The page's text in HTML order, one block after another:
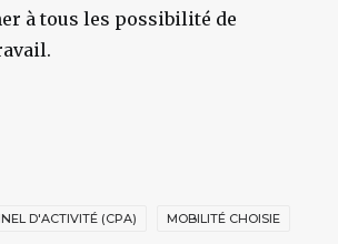
à tous les possibilité de
D'ACTIVITÉ (CPA) MOBILITÉ CHOISIE